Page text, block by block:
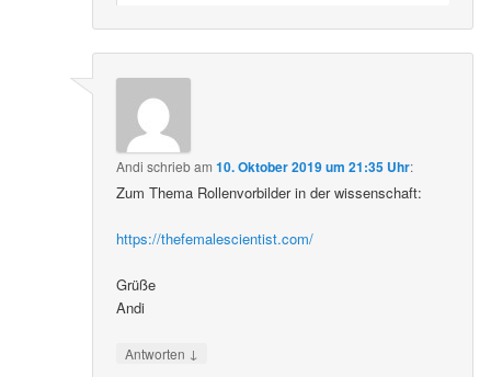
Andi schriebam10. Oktober 2019 um 21:35 Uhr:
Zum Thema Rollenvorbilder in der wissenschaft:
https://thefemalescientist.com/
Grüße
Andi
Antworten ↓